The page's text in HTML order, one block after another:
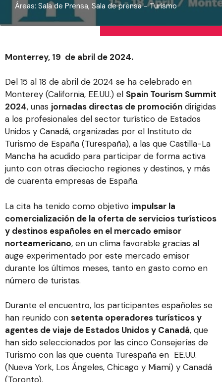
Áreas: Sala de Prensa, Sala de prensa - Turismo
Monterrey, 19 de abril de 2024.
Del 15 al 18 de abril de 2024 se ha celebrado en
Monterey (California, EE.UU.) el Spain Tourism Summit
2024, unas jornadas directas de promoción dirigidas
a los profesionales del sector turístico de Estados
Unidos y Canadá, organizadas por el Instituto de
Turismo de España (Turespaña), a las que Castilla-La
Mancha ha acudido para participar de forma activa
junto con otras dieciocho regiones y destinos, y más
de cuarenta empresas de España.
La cita ha tenido como objetivo impulsar la
comercialización de la oferta de servicios turísticos
y destinos españoles en el mercado emisor
norteamericano, en un clima favorable gracias al
auge experimentado por este mercado emisor
durante los últimos meses, tanto en gasto como en
número de turistas.
Durante el encuentro, los participantes españoles se
han reunido con setenta operadores turísticos y
agentes de viaje de Estados Unidos y Canadá, que
han sido seleccionados por las cinco Consejerías de
Turismo con las que cuenta Turespaña en EE.UU.
(Nueva York, Los Ángeles, Chicago y Miami) y Canadá
(Toronto).